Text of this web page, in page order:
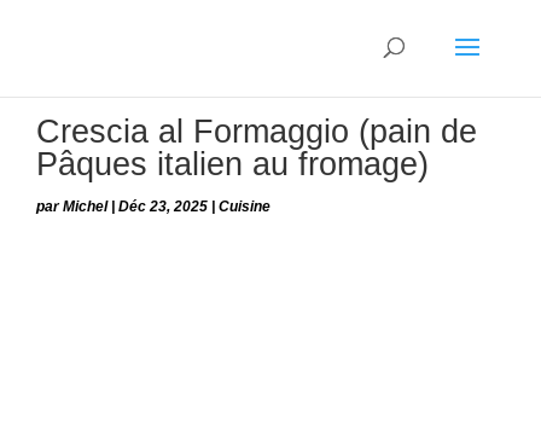
Crescia al Formaggio (pain de
Pâques italien au fromage)
parMichel| Déc 23, 2025 Cuisine